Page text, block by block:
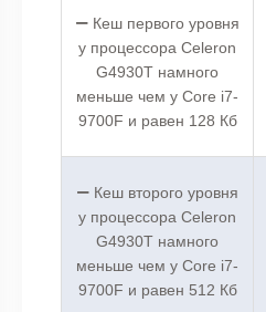
Кеш первого уровня
у процессора Celeron
G4930T намного
меньше чем у Core i7-
9700F и равен 128 Кб
Кеш второго уровня
у процессора Celeron
G4930T намного
меньше чем у Core i7-
9700F и равен 512 Кб